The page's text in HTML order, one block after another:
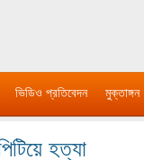
ভিডিও প্রতিবেদন মুক্তাঙ্গন
হত্যা